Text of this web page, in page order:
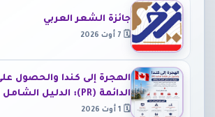
جائزة الشعر العربي
🗓 7 أوت 2026
الهجرة إلى كندا والحصول
الدائمة (PR): الدليل الشامل لعام 2026
🗓 1 أوت 2026